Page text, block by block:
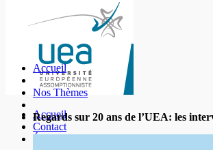
Accueil
Contact
Accueil
Nos Thèmes
Regards sur 20 ans de l’UEA: les